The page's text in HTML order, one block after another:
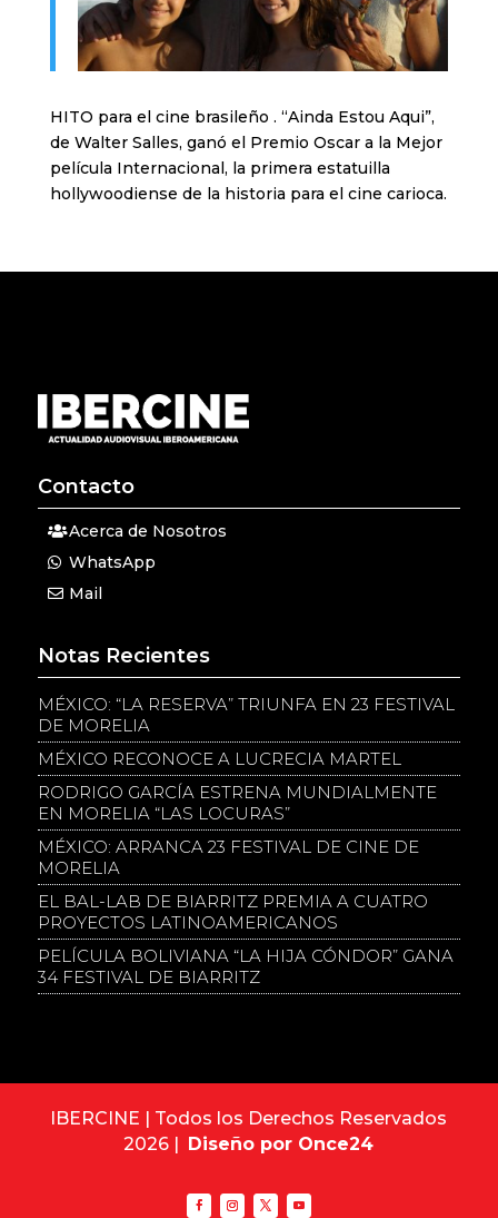
HITO para el cine brasileño . “Ainda Estou Aqui”,
de Walter Salles, ganó el Premio Oscar a la Mejor
película Internacional, la primera estatuilla
hollywoodiense de la historia para el cine carioca.
Contacto
Acerca de Nosotros
WhatsApp
Mail
Notas Recientes
MÉXICO: “LA RESERVA” TRIUNFA EN 23 FESTIVAL
DE MORELIA
MÉXICO RECONOCE A LUCRECIA MARTEL
RODRIGO GARCÍA ESTRENA MUNDIALMENTE
EN MORELIA “LAS LOCURAS”
MÉXICO: ARRANCA 23 FESTIVAL DE CINE DE
MORELIA
EL BAL-LAB DE BIARRITZ PREMIA A CUATRO
PROYECTOS LATINOAMERICANOS
PELÍCULA BOLIVIANA “LA HIJA CÓNDOR” GANA
34 FESTIVAL DE BIARRITZ
IBERCINE | Todos los Derechos Reservados
2026 | Diseño por Once24